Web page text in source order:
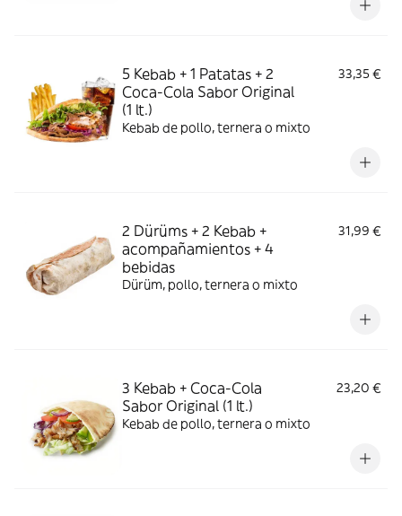
5 Kebab + 1 Patatas + 2
Coca-Cola Sabor Original
(1 lt.)
33,35 €
Kebab de pollo, ternera o mixto
2 Dürüms + 2 Kebab +
acompañamientos + 4
bebidas
31,99 €
Dürüm, pollo, ternera o mixto
3 Kebab + Coca-Cola
Sabor Original (1 lt.)
23,20 €
Kebab de pollo, ternera o mixto